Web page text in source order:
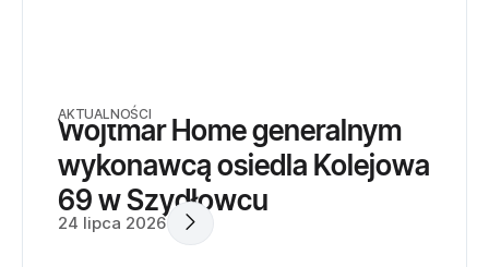
AKTUALNOŚCI
Wojtmar Home generalnym
wykonawcą osiedla Kolejowa
69 w Szydłowcu
24 lipca 2026